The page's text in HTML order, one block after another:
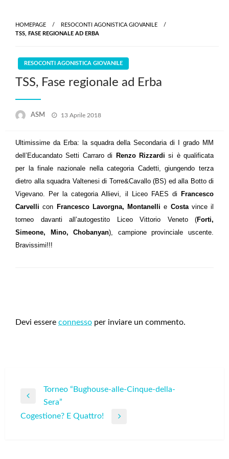
content
HOMEPAGE
RESOCONTI AGONISTICA GIOVANILE
TSS, FASE REGIONALE AD ERBA
RESOCONTI AGONISTICA GIOVANILE
TSS, Fase regionale ad Erba
ASM
Posted
13 Aprile 2018
Ultimissime da Erba: la squadra della Secondaria di I grado MM
dell’Educandato Setti Carraro di
Renzo Rizzardi si è qualificata
per la finale nazionale nella categoria Cadetti, giungendo terza
dietro alla squadra Valtenesi di Torre&Cavallo (BS) ed alla Botto di
Vigevano. Per la categoria Allievi, il Liceo FAES di
Francesco
Carvelli con Francesco Lavorgna, Montanellie Costavince il
torneo davanti all’autogestito Liceo Vittorio Veneto (Forti,
Simeone, Mino, Chobanyan), campione provinciale uscente.
Bravissimi!!!
Devi essere connesso per inviare un commento.
Navigazione
articoli
Previous
Post
Torneo “Bughouse-alle-Cinque-della-
Sera”
Next
Cogestione? E Quattro!